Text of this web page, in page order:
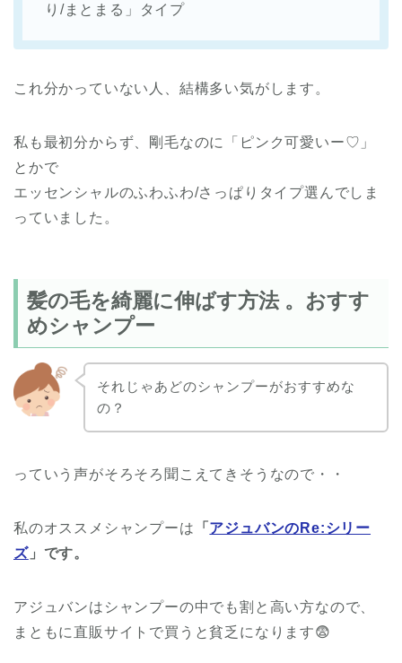
り/まとまる」タイプ
これ分かっていない人、結構多い気がします。
私も最初分からず、剛毛なのに「ピンク可愛いー♡」
とかで
エッセンシャルのふわふわ/さっぱりタイプ選んでしま
っていました。
髪の毛を綺麗に伸ばす方法 。おすす
めシャンプー
それじゃあどのシャンプーがおすすめな
の？
っていう声がそろそろ聞こえてきそうなので・・
私のオススメシャンプーは 「 アジュバンのRe:シリー
ズ」です。
アジュバンはシャンプーの中でも割と高い方なので、
まともに直販サイトで買うと貧乏になります😨